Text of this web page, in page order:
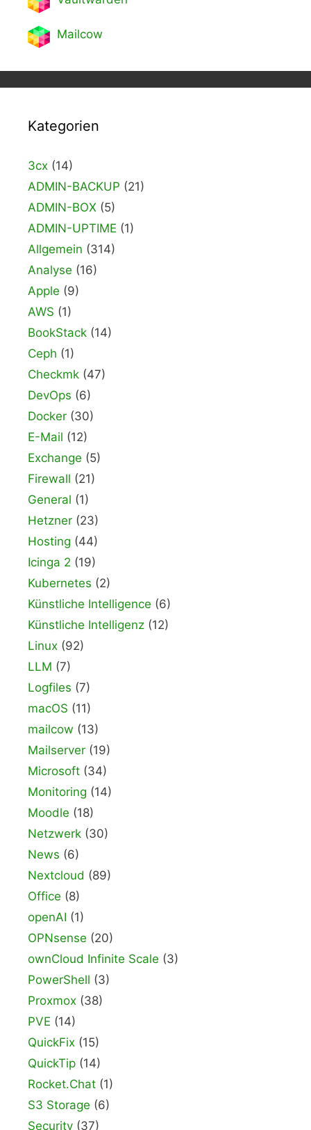
Mailcow
Kategorien
3cx (14)
ADMIN-BACKUP (21)
ADMIN-BOX (5)
ADMIN-UPTIME (1)
Allgemein (314)
Analyse (16)
Apple (9)
AWS (1)
BookStack (14)
Ceph (1)
Checkmk (47)
DevOps (6)
Docker (30)
E-Mail (12)
Exchange (5)
Firewall (21)
General (1)
Hetzner (23)
Hosting (44)
Icinga 2 (19)
Kubernetes (2)
Künstliche Intelligence (6)
Künstliche Intelligenz (12)
Linux (92)
LLM (7)
Logfiles (7)
macOS (11)
mailcow (13)
Mailserver (19)
Microsoft (34)
Monitoring (14)
Moodle (18)
Netzwerk (30)
News (6)
Nextcloud (89)
Office (8)
openAI (1)
OPNsense (20)
ownCloud Infinite Scale (3)
PowerShell (3)
Proxmox (38)
PVE (14)
QuickFix (15)
QuickTip (14)
Rocket.Chat (1)
S3 Storage (6)
Security (37)